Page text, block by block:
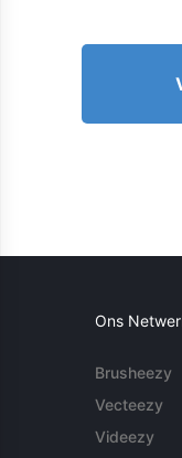
Ons
Brusheezy
Vecteezy
Videezy